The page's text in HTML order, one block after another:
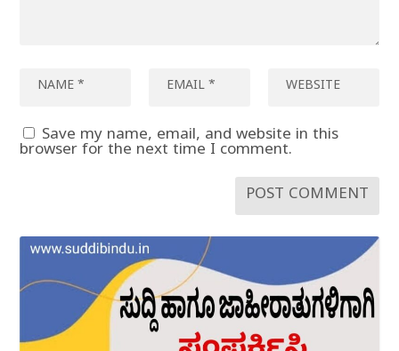
Save my name, email, and website in this
browser for the next time I comment.